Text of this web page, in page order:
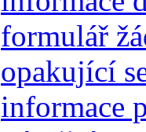
formulář
opakující
informace